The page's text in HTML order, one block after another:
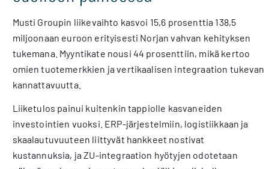
Musti Groupin liikevaihto kasvoi 15,6 prosenttia 138,5
miljoonaan euroon erityisesti Norjan vahvan kehityksen
tukemana. Myyntikate nousi 44 prosenttiin, mikä kertoo
omien tuotemerkkien ja vertikaalisen integraation tukevan
kannattavuutta.
Liiketulos painui kuitenkin tappiolle kasvaneiden
investointien vuoksi. ERP-järjestelmiin, logistiikkaan ja
skaalautuvuuteen liittyvät hankkeet nostivat
kustannuksia, ja ZU-integraation hyötyjen odotetaan